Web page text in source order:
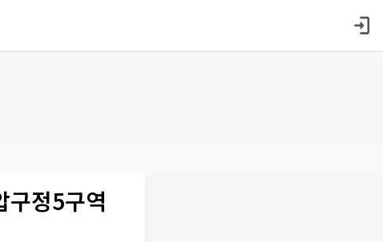
정5구역